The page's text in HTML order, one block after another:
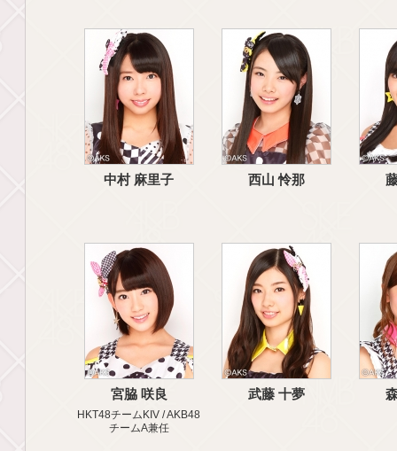
中村 麻里子 西山 怜那
宮脇 咲良
HKT48チームKIV / AKB48
チームA兼任
武藤 十夢